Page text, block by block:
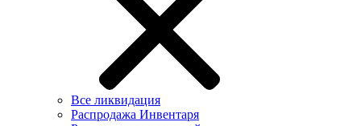
Все ликвидация
Распродажа Инвентаря